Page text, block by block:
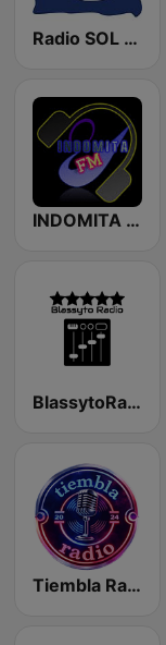
Radio SOL FM
INDOMITA 80s
BlassytoRadio
Tiembla Radio